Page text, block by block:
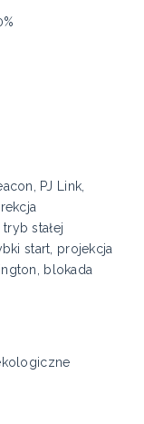
PJ Link,
stałej
start, projekcja
blokada